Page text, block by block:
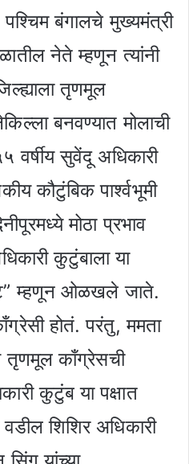
बंगालचे मुख्यमंत्री
नेते म्हणून त्यांनी
तृणमूल
बनवण्यात मोलाची
वर्षीय सुवेंदू अधिकारी
कौटुंबिक पार्श्वभूमी
मोठा प्रभाव
कुटुंबाला या
म्हणून ओळखले जाते.
होतं. परंतु, ममता
तृणमूल काँग्रेसची
कुटुंब या पक्षात
शिशिर अधिकारी